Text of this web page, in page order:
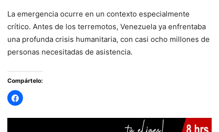
La emergencia ocurre en un contexto especialmente
crítico. Antes de los terremotos, Venezuela ya enfrentaba
una profunda crisis humanitaria, con casi ocho millones de
personas necesitadas de asistencia.
Compártelo: